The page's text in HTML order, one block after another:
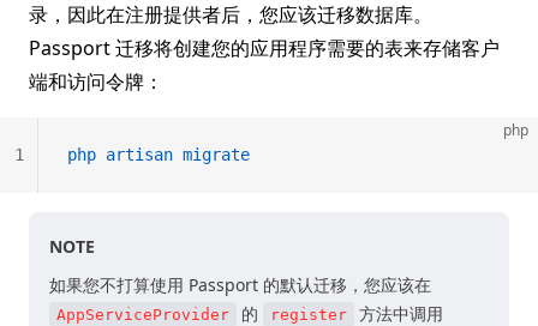
录，因此在注册提供者后，您应该迁移数据库。
Passport 迁移将创建您的应用程序需要的表来存储客户
端和访问令牌：
php
php artisan migrate
1
NOTE
如果您不打算使用 Passport 的默认迁移，您应该在
AppServiceProvider 的 register 方法中调用